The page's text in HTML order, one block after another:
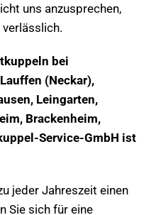
uns anzusprechen,
bei
(Neckar),
Leingarten,
Brackenheim,
Service-GmbH ist
jeder Jahreszeit einen
Sie sich für eine